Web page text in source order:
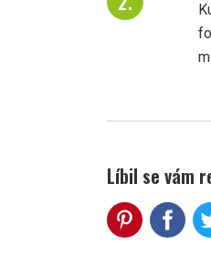
Líbil se vám